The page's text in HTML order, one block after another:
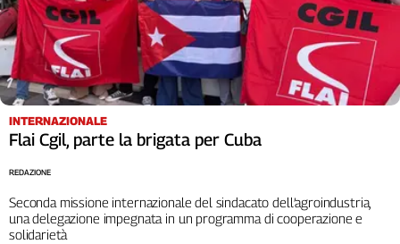
L'Italia
nel
Lavoro
Territori
Abruzzo-
Molise
Basilicata
Calabria
INTERNAZIONALE
Flai Cgil, parte la brigata per Cuba
Seconda missione internazionale del sindacato dell’agroindustria,
una delegazione impegnata in un programma di cooperazione e
solidarietà
REDAZIONE